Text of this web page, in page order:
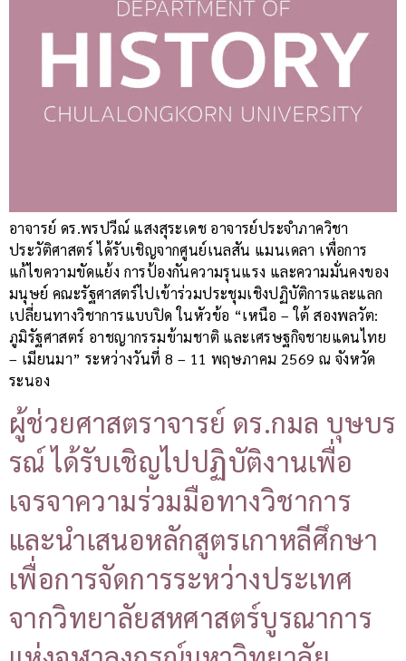
อาจารย์ ดร.พรปวีณ์ แสงสุระเดช อาจารย์ประจำภาควิชา
ประวัติศาสตร์ ได้รับเชิญจากศูนย์เนลสัน แมนเดลา เพื่อการ
แก้ไขความขัดแย้ง การป้องกันความรุนแรง และความมั่นคงของ
มนุษย์ คณะรัฐศาสตร์ไปเข้าร่วมประชุมเชิงปฏิบัติการและแลก
เปลี่ยนทางวิชาการแบบปิด ในหัวข้อ “เหนือ – ใต้ สองพลวัต:
ภูมิรัฐศาสตร์ อาชญากรรมข้ามชาติ และเศรษฐกิจชายแดนไทย
– เมียนมา” ระหว่างวันที่ 8 – 11 พฤษภาคม 2569 ณ จังหวัด
ระนอง
ผู้ช่วยศาสตราจารย์ ดร.กมล บุษบร
รณ์ ได้รับเชิญไปปฏิบัติงานเพื่อ
เจรจาความร่วมมือทางวิชาการ
และนำเสนอหลักสูตรเกาหลีศึกษา
เพื่อการจัดการระหว่างประเทศ
จากวิทยาลัยสหศาสตร์บูรณาการ